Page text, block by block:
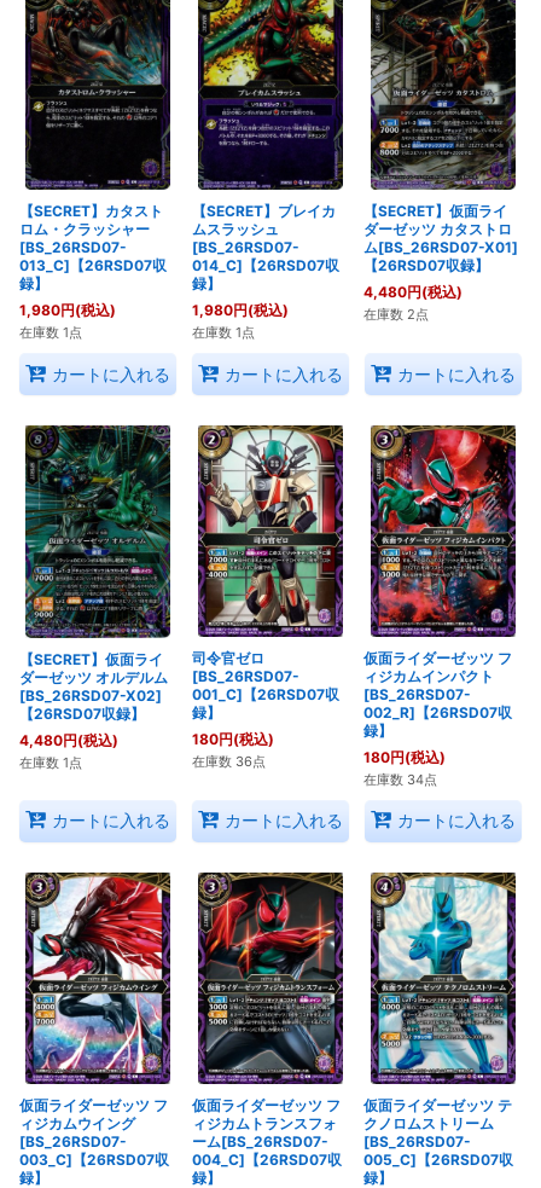
【SECRET】カタスト
ロム・クラッシャー
[BS_26RSD07-
013_C]【26RSD07収
録】
1,980円(税込)
在庫数 1点
カートに入れる
【SECRET】ブレイカ
ムスラッシュ
[BS_26RSD07-
014_C]【26RSD07収
録】
1,980円(税込)
在庫数 1点
カートに入れる
【SECRET】仮面ライ
ダーゼッツ カタストロ
ム[BS_26RSD07-X01]
【26RSD07収録】
4,480円(税込)
在庫数 2点
カートに入れる
【SECRET】仮面ライ
ダーゼッツ オルデルム
[BS_26RSD07-X02]
【26RSD07収録】
4,480円(税込)
在庫数 1点
カートに入れる
司令官ゼロ
[BS_26RSD07-
001_C]【26RSD07収
録】
180円(税込)
在庫数 36点
カートに入れる
仮面ライダーゼッツ フ
ィジカムインパクト
[BS_26RSD07-
002_R]【26RSD07収
録】
180円(税込)
在庫数 34点
カートに入れる
仮面ライダーゼッツ フ
ィジカムウイング
[BS_26RSD07-
003_C]【26RSD07収
録】
仮面ライダーゼッツ フ
ィジカムトランスフォ
ーム[BS_26RSD07-
004_C]【26RSD07収
録】
仮面ライダーゼッツ テ
クノロムストリーム
[BS_26RSD07-
005_C]【26RSD07収
録】